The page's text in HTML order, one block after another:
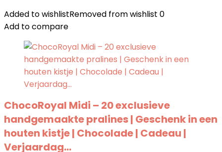
Added to wishlistRemoved from wishlist 0
Add to compare
ChocoRoyal Midi – 20 exclusieve
handgemaakte pralines | Geschenk in een
houten kistje | Chocolade | Cadeau |
Verjaardag…